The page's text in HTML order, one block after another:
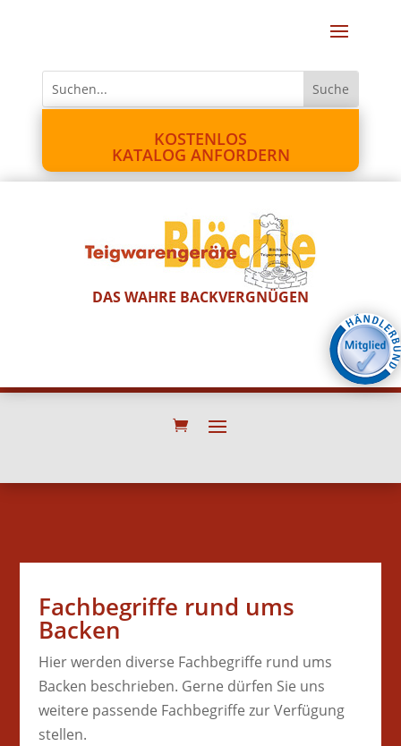
KOSTENLOS
KATALOG ANFORDERN
DAS WAHRE BACKVERGNÜGEN
Fachbegriffe rund ums
Backen
Hier werden diverse Fachbegriffe rund ums
Backen beschrieben. Gerne dürfen Sie uns
weitere passende Fachbegriffe zur Verfügung
stellen.